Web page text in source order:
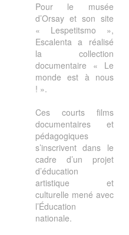
Pour le musée
d’Orsay et son site
« Lespetitsmo »,
Escalenta a réalisé
la collection
documentaire « Le
monde est à nous
! ».
Ces courts films
documentaires et
pédagogiques
s’inscrivent dans le
cadre d’un projet
d’éducation
artistique et
culturelle mené avec
l’Éducation
nationale.